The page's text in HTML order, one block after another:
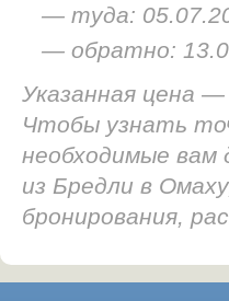
— туда:
— обратно:
Указанная цена
Чтобы узнать
необходимые
из Бредли в
бронирования,